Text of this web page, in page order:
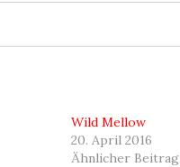
Wild Mellow
20. April 2016
Ähnlicher Beitrag